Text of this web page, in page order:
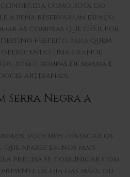
como Rota do
a pena reservar um espaço
as compras que fizer por
destino perfeito para quem
uma grande
desde roupas de malha e
artesanais.
Serra Negra a
podemos destacar os
aparecem nos mais
precisa se comunicar com
de dia das mães, ou